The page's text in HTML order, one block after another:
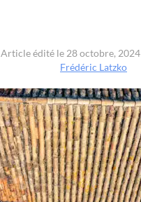
Article édité le 28 octobre, 2024
Frédéric Latzko